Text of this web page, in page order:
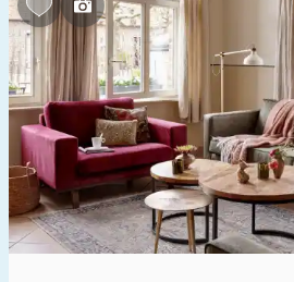
0,2 0,5 1
Unterkunft
Nicht im Ferienpark
Im Ferienpark
Einfamilienhaus